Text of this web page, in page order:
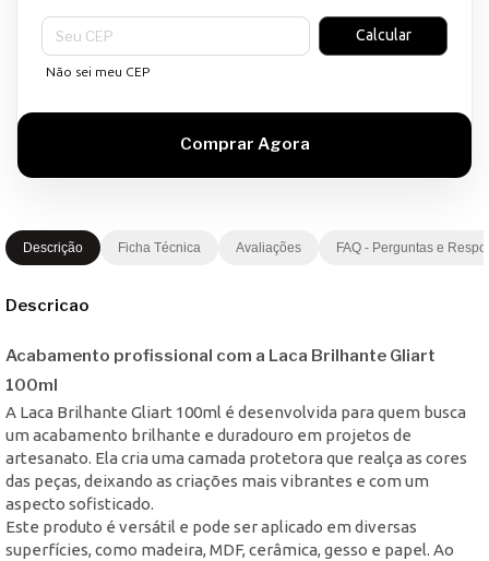
Entregas para o CEP:
Calcular
Não sei meu CEP
Descrição Ficha Técnica Avaliações FAQ - Perguntas e
Descricao
Acabamento profissional com a Laca Brilhante Gliart
100ml
A Laca Brilhante Gliart 100ml é desenvolvida para quem busca
um acabamento brilhante e duradouro em projetos de
artesanato. Ela cria uma camada protetora que realça as cores
das peças, deixando as criações mais vibrantes e com um
aspecto sofisticado.
Este produto é versátil e pode ser aplicado em diversas
superfícies, como madeira, MDF, cerâmica, gesso e papel. Ao